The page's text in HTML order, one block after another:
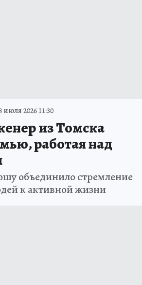
июля 2026 11:30
из Томска
работая над
объединило стремление
к активной жизни